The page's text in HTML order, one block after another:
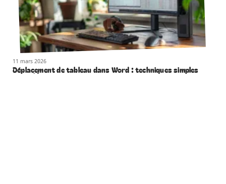
11 mars 2026
Déplacement de tableau dans Word : techniques simples
et rapides